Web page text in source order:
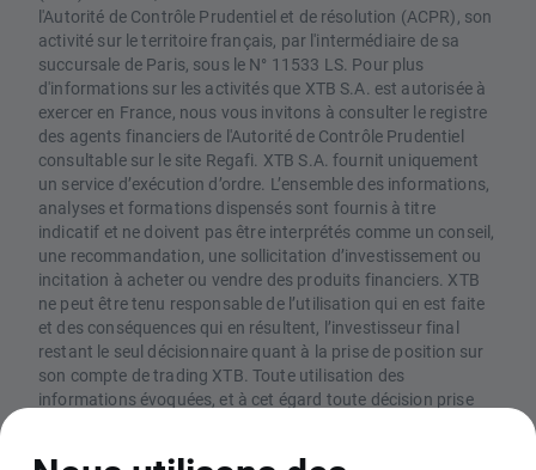
l'Autorité de Contrôle Prudentiel et de résolution (ACPR), son
activité sur le territoire français, par l'intermédiaire de sa
succursale de Paris, sous le N° 11533 LS. Pour plus
d'informations sur les activités que XTB S.A. est autorisée à
exercer en France, nous vous invitons à consulter le registre
des agents financiers de l'Autorité de Contrôle Prudentiel
consultable sur le site Regafi. XTB S.A. fournit uniquement
un service d’exécution d’ordre. L’ensemble des informations,
analyses et formations dispensés sont fournis à titre
indicatif et ne doivent pas être interprétés comme un conseil,
une recommandation, une sollicitation d’investissement ou
incitation à acheter ou vendre des produits financiers. XTB
ne peut être tenu responsable de l’utilisation qui en est faite
et des conséquences qui en résultent, l’investisseur final
restant le seul décisionnaire quant à la prise de position sur
son compte de trading XTB. Toute utilisation des
informations évoquées, et à cet égard toute décision prise